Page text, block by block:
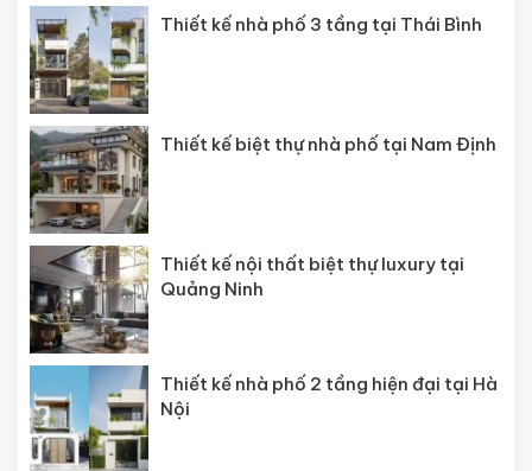
Thiết kế nhà phố 3 tầng tại Thái Bình
Thiết kế biệt thự nhà phố tại Nam Định
Thiết kế nội thất biệt thự luxury tại
Quảng Ninh
Thiết kế nhà phố 2 tầng hiện đại tại Hà
Nội